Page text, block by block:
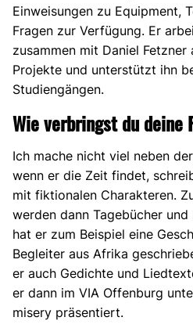
Einweisungen zu Equipment,
Fragen zur Verfügung. Er
zusammen mit Daniel Fetzner
Projekte und unterstützt ihn
Studiengängen.
Wie verbringst du deine
Ich mache nicht viel neben
wenn er die Zeit findet,
mit fiktionalen Charakteren.
werden dann Tagebücher
hat er zum Beispiel eine
Begleiter aus Afrika
er auch Gedichte und
er dann im VIA Offenburg
misery präsentiert.